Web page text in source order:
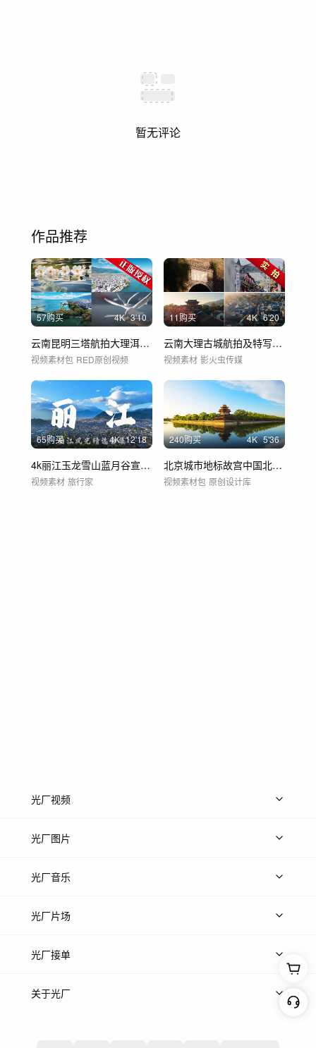
暂无评论
作品推荐
57购买 4K 3'10
云南昆明三塔航拍大理洱海海鸥海水生态风景
视频素材包 RED原创视频
11购买 4K 6'20
云南大理古城航拍及特写合集
视频素材 影火虫传媒
65购买 4K 12'18
4k丽江玉龙雪山蓝月谷宣传片合集
视频素材 旅行家
240购买 4K 5'36
北京城市地标故宫中国北京延时国贸天坛北京
视频素材包 原创设计库
光厂视频
上传视频
光厂图片
上传图片
光厂音乐
热门音乐
光厂片场
上传案例
光厂接单
上架服务
关于光厂